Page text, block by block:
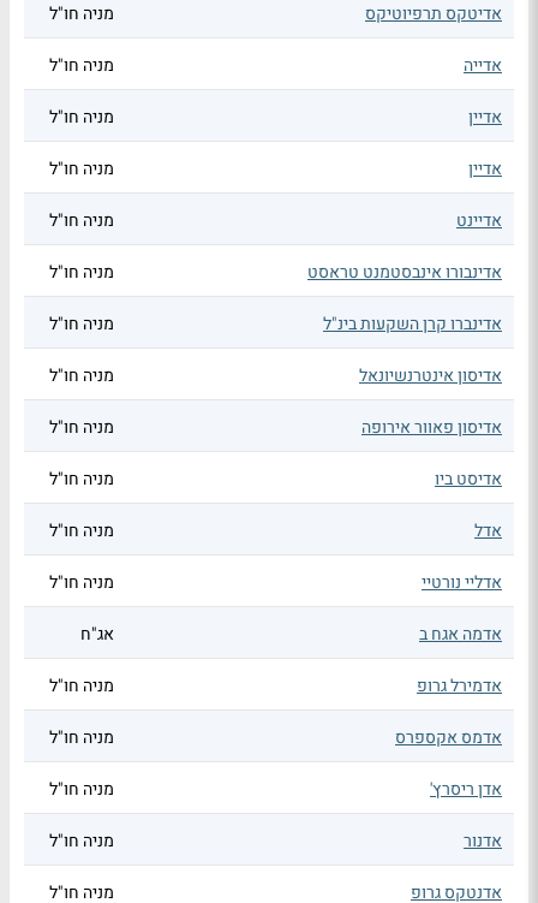
אדיטקס תרפיוטיקס מניה חו"ל
אדייה מניה חו"ל
אדיין מניה חו"ל
אדיין מניה חו"ל
אדיינט מניה חו"ל
אדינבורו אינבסטמנט טראסט מניה חו"ל
אדינברו קרן השקעות בינ"ל מניה חו"ל
אדיסון אינטרנשיונאל מניה חו"ל
אדיסון פאוור אירופה מניה חו"ל
אדיסט ביו מניה חו"ל
אדל מניה חו"ל
אדליי נורטיי מניה חו"ל
אדמה אגח ב אג"ח
אדמירל גרופ מניה חו"ל
אדמס אקספרס מניה חו"ל
אדן ריסרץ' מניה חו"ל
אדנור מניה חו"ל
אדנטקס גרופ מניה חו"ל